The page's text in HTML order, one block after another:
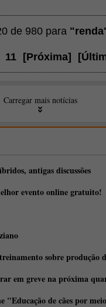
de 980 para
11 [Próxima] [
Carregar mais notícias
antigas discussões
evento online gratuito!
sobre produção
em greve na próxima
"Educação de cães por